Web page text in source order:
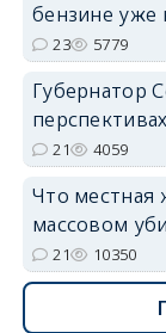
бензине уже
23 5779
Губернатор
21 4059
Что местная
массовом
21 10350